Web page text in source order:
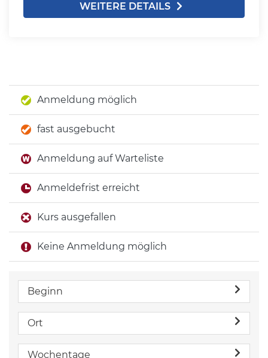
WEITERE DETAILS
Anmeldung möglich
fast ausgebucht
Anmeldung auf Warteliste
Anmeldefrist erreicht
Kurs ausgefallen
Keine Anmeldung möglich
Beginn
Ort
Wochentage